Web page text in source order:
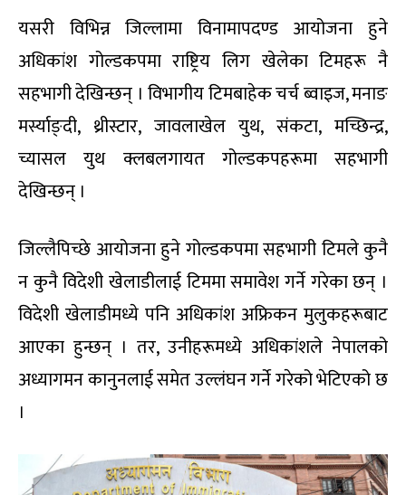
यसरी विभिन्न जिल्लामा विनामापदण्ड आयोजना हुने
अधिकांश गोल्डकपमा राष्ट्रिय लिग खेलेका टिमहरू नै
सहभागी देखिन्छन् । विभागीय टिमबाहेक चर्च ब्वाइज, मनाङ
मर्स्याङ्दी, थ्रीस्टार, जावलाखेल युथ, संकटा, मच्छिन्द्र,
च्यासल युथ क्लबलगायत गोल्डकपहरूमा सहभागी
देखिन्छन् ।
जिल्लैपिच्छे आयोजना हुने गोल्डकपमा सहभागी टिमले कुनै
न कुनै विदेशी खेलाडीलाई टिममा समावेश गर्ने गरेका छन् ।
विदेशी खेलाडीमध्ये पनि अधिकांश अफ्रिकन मुलुकहरूबाट
आएका हुन्छन् । तर, उनीहरूमध्ये अधिकांशले नेपालको
अध्यागमन कानुनलाई समेत उल्लंघन गर्ने गरेको भेटिएको छ
।